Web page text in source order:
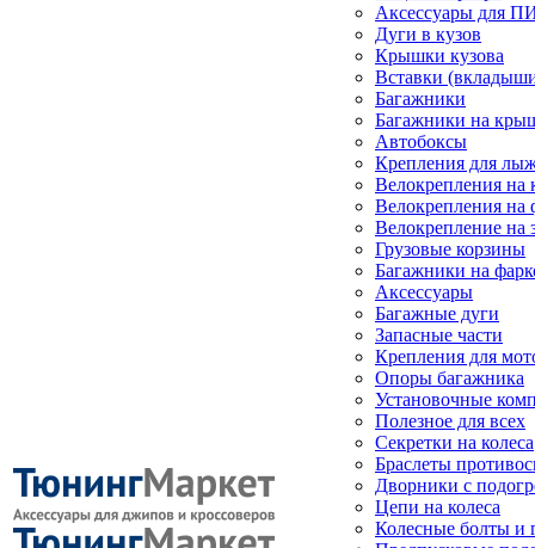
Аксессуары для
Дуги в кузов
Крышки кузова
Вставки
Багажники
Багажники на
Автобоксы
Крепления для
Велокрепления
Велокрепления на
Велокрепление на
Грузовые корзины
Багажники на
Аксессуары
Багажные дуги
Запасные части
Крепления для
Опоры багажника
Установочные
Полезное для всех
Секретки на колеса
Браслеты
Дворники с
Цепи на колеса
Колесные болты и